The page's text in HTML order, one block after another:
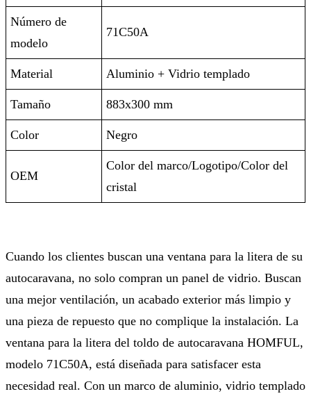
Número de
modelo
71C50A
Material Aluminio + Vidrio templado
Tamaño 883x300 mm
Color Negro
OEM
Color del marco/Logotipo/Color del
cristal
Cuando los clientes buscan una ventana para la litera de su
autocaravana, no solo compran un panel de vidrio. Buscan
una mejor ventilación, un acabado exterior más limpio y
una pieza de repuesto que no complique la instalación. La
ventana para la litera del toldo de autocaravana HOMFUL,
modelo 71C50A, está diseñada para satisfacer esta
necesidad real. Con un marco de aluminio, vidrio templado